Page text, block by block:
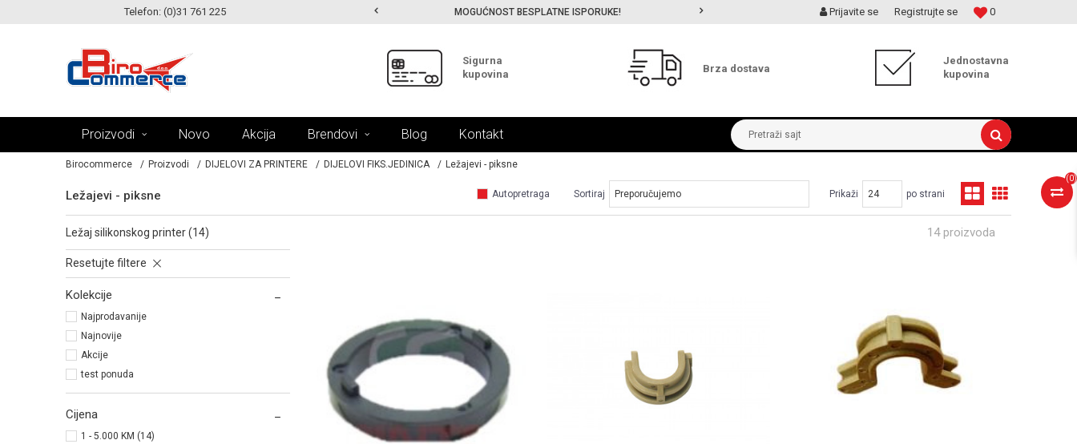
Telefon: (0)31 761 225
MOGUĆNOST ISPORUKE ZA 24H! MOGUĆNOST BESPLATNE ISPORUKE! MOGUĆNOST ISPORUKE ZA 24H! 0
Prijavite se Registrujte se
Sigurna
kupovina
Brza dostava
Jednostavna
kupovina
Proizvodi Novo Akcija Brendovi Blog Kontakt Pretraži sajt
(0)
Birocommerce Proizvodi DIJELOVI ZA PRINTERE DIJELOVI FIKS.JEDINICA Ležajevi - piksne
Ležajevi - piksne Autopretraga Sortiraj Prikaži po strani
ležaj silikonskog printer (14)
Resetujte filtere
Kolekcije
Najprodavanije
Najnovije
Akcije
test ponuda
Cijena
1 - 5.000 KM (14)
14 proizvoda
UPOREDI
UPOREDI